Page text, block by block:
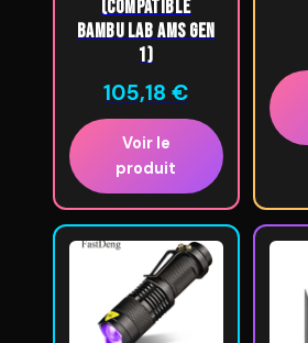
(compatible
Bambu Lab AMS Gen
1)
105,18€
Voir le
produit